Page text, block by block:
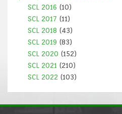
SCL 2016 (10)
SCL 2017 (11)
SCL 2018 (43)
SCL 2019 (83)
SCL 2020 (152)
SCL 2021 (210)
SCL 2022 (103)